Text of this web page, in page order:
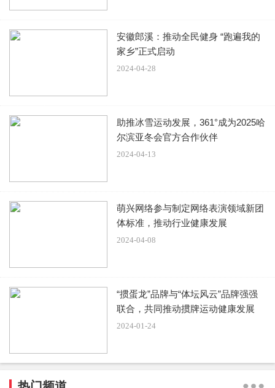
小夭从小经历颠沛流离，加上父母一辈复杂的爱情，小夭不
璟。
本文来源系统网络数据抓取，如不想被抓取传播，请告知删
原文链接：
《长相思》结局里小夭把相柳忘记了吗？《长相
安徽郎溪：推动全民健身 “跑遍我的
家乡”正式启动
2024-04-28
助推冰雪运动发展，361°成为2025哈
尔滨亚冬会官方合作伙伴
2024-04-13
萌兴网络参与制定网络表演领域新团
体标准，推动行业健康发展
2024-04-08
“掼蛋龙”品牌与“体坛风云”品牌强强
联合，共同推动掼牌运动健康发展
2024-01-24